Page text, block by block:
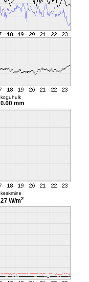
koguhulk
0.00 mm
keskmine
27 W/m2